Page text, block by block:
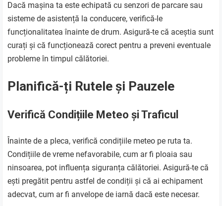
Dacă mașina ta este echipată cu senzori de parcare sau
sisteme de asistență la conducere, verifică-le
funcționalitatea înainte de drum. Asigură-te că aceștia sunt
curați și că funcționează corect pentru a preveni eventuale
probleme în timpul călătoriei.
Planifică-ți Rutele și Pauzele
Verifică Condițiile Meteo și Traficul
Înainte de a pleca, verifică condițiile meteo pe ruta ta.
Condițiile de vreme nefavorabile, cum ar fi ploaia sau
ninsoarea, pot influența siguranța călătoriei. Asigură-te că
ești pregătit pentru astfel de condiții și că ai echipament
adecvat, cum ar fi anvelope de iarnă dacă este necesar.